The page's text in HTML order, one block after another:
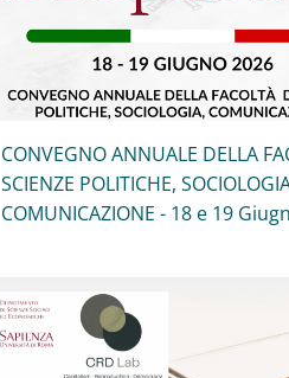
Titolo card:
CONVEGNO ANNUALE DELLA
SCIENZE POLITICHE,
COMUNICAZIONE - 18 e 19